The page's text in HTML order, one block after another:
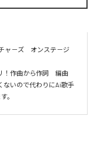
ャ－ズ　オンステ－ジ
！作曲から作詞　編曲
ないので代わりにAi歌手
。